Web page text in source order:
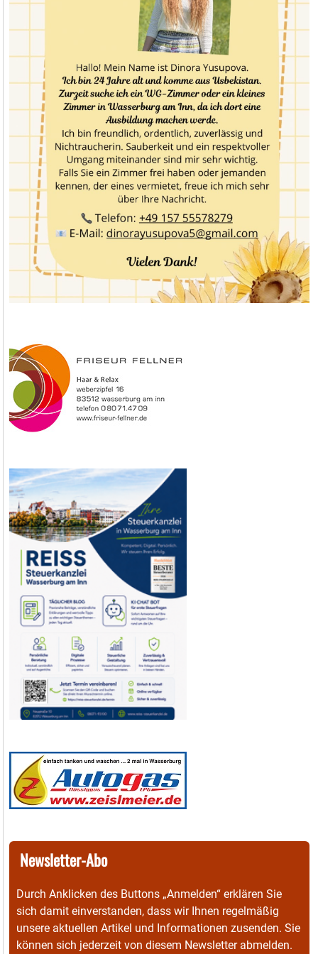
Newsletter-Abo
Durch Anklicken des Buttons „Anmelden“ erklären Sie
sich damit einverstanden, dass wir Ihnen regelmäßig
unsere aktuellen Artikel und Informationen zusenden. Sie
können sich jederzeit von diesem Newsletter abmelden.